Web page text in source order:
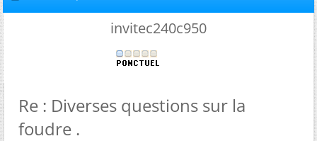
invitec240c950
Re : Diverses questions sur la
foudre .